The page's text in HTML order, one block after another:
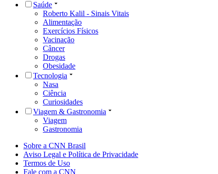
Saúde
Roberto Kalil - Sinais Vitais
Alimentação
Exercícios Físicos
Vacinação
Câncer
Drogas
Obesidade
Tecnologia
Nasa
Ciência
Curiosidades
Viagem & Gastronomia
Viagem
Gastronomia
Sobre a CNN Brasil
Aviso Legal e Política de Privacidade
Termos de Uso
Fale com a CNN